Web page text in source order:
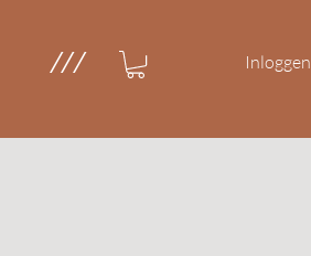
/// Inloggen